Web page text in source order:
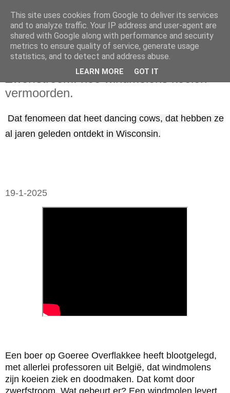
maandag 20 januari 2025
Zwerfstroom: hoe windmolens koeien
vermoorden.
Dat fenomeen dat heet dancing cows, dat hebben ze
al jaren geleden ontdekt in Wisconsin.
19-1-2025
Een boer op Goeree Overflakkee heeft blootgelegd,
met allerlei professoren uit België, dat windmolens
zijn koeien ziek en doodmaken. Dat komt door
This site uses cookies from Google to deliver its services
and to analyze traffic. Your IP address and user-agent are
shared with Google along with performance and security
metrics to ensure quality of service, generate usage
statistics, and to detect and address abuse.
LEARN MORE GOT IT